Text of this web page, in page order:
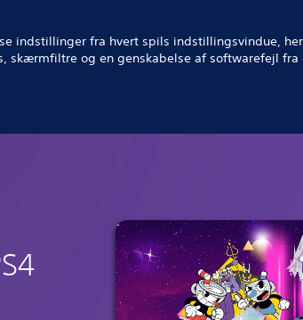
indstillinger fra hvert spils indstillingsvindue,
skærmfiltre og en genskabelse af softwarefejl fra